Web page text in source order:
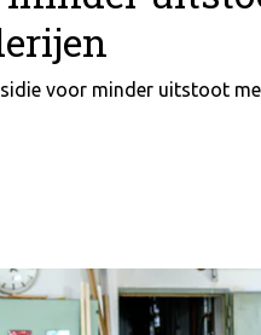
voor minder uitstoot